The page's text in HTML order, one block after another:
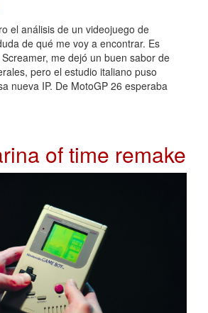
el análisis de un videojuego de
de qué me voy a encontrar. Es
me dejó un buen sabor de
pero el estudio italiano puso
nueva IP. De MotoGP 26 esperaba
of time remake